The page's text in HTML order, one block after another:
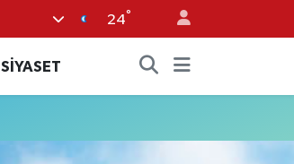
24°
SİYASET